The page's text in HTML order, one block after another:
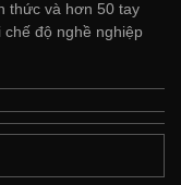
thức và hơn 50 tay
độ nghề nghiệp